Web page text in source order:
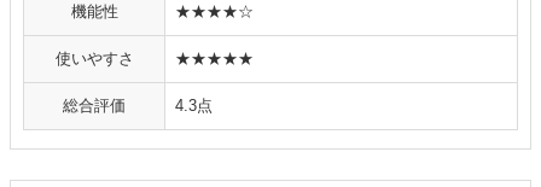
機能性 ★★★★☆
使いやすさ ★★★★★
総合評価 4.3点